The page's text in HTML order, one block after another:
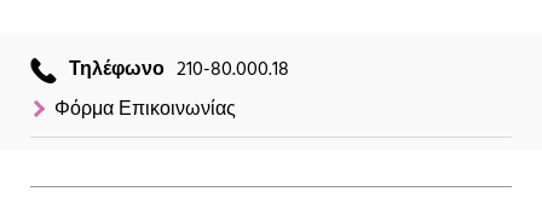
Τηλέφωνο 210-80.000.18
Φόρμα Επικοινωνίας